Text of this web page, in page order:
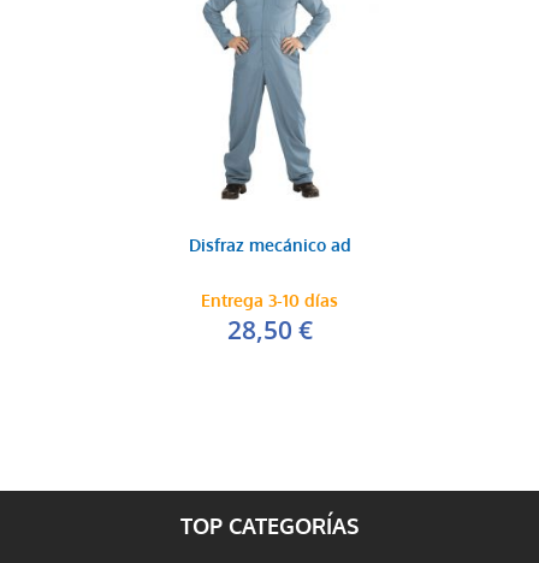
Disfraz mecánico ad
Entrega 3-10 días
28,50 €
TOP CATEGORÍAS